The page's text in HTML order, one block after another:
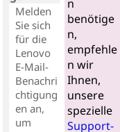
Melden
Sie sich
für die
Lenovo
E-Mail-
Benachri
chtigung
en an,
um
n
benötige
n,
empfehle
n wir
Ihnen,
unsere
spezielle
Support-